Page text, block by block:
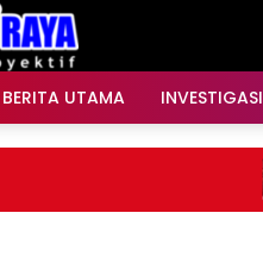
BERITA UTAMA INVESTIGASI